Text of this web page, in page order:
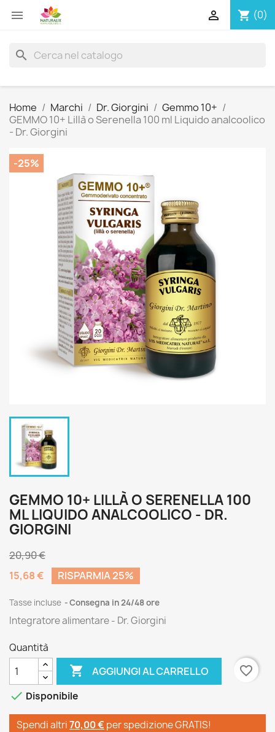
 shopping_cart (0)

search
Home Marchi Dr. Giorgini
Gemmo 10+
GEMMO 10+ Lillà o Serenella 100 ml Liquido analcoolico
- Dr. Giorgini
-25%
GEMMO 10+ LILLÀ O SERENELLA 100
ML LIQUIDO ANALCOOLICO - DR.
GIORGINI
20,90 €
15,68 €
RISPARMIA 25%
Tasse incluse Consegna in 24/48 ore
Integratore alimentare - Dr. Giorgini
Quantità
 AGGIUNGI AL CARRELLO
favorite_border
 Disponibile
Spendi altri70,00 € per spedizione GRATIS!